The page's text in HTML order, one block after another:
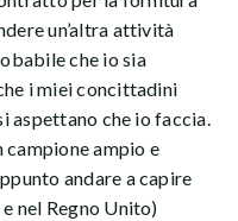
un’altra attività
che io sia
i miei concittadini
aspettano che io faccia.
campione ampio e
andare a capire
nel Regno Unito)